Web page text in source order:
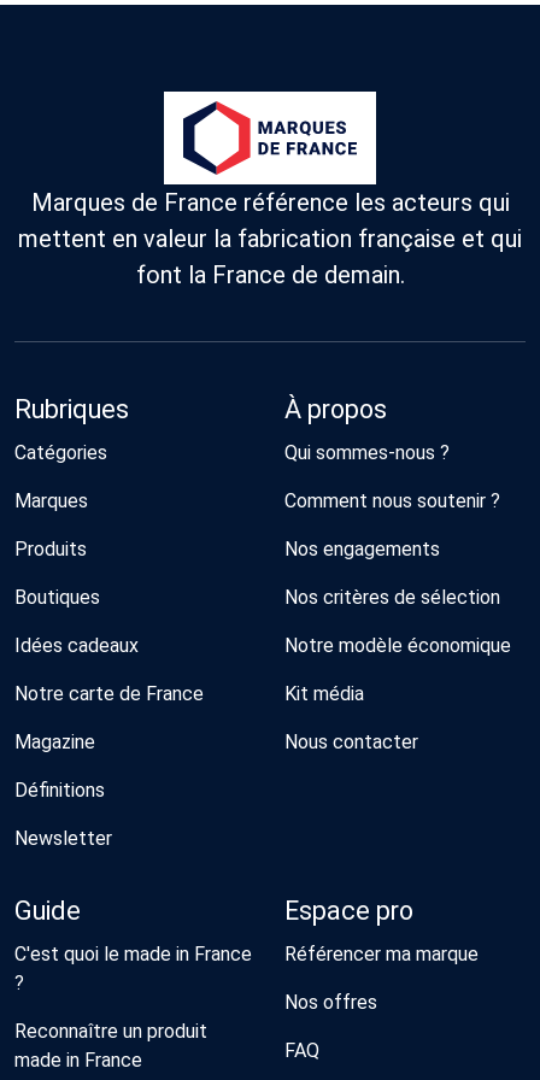
Marques de France référence les acteurs qui
mettent en valeur la fabrication française et qui
font la France de demain.
Rubriques
Catégories
Marques
Produits
Boutiques
Idées cadeaux
Notre carte de France
Magazine
Définitions
Newsletter
À propos
Qui sommes-nous ?
Comment nous soutenir ?
Nos engagements
Nos critères de sélection
Notre modèle économique
Kit média
Nous contacter
Guide
C'est quoi le made in France
?
Reconnaître un produit
made in France
Espace pro
Référencer ma marque
Nos offres
FAQ